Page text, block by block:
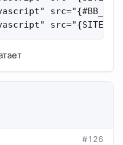
#126